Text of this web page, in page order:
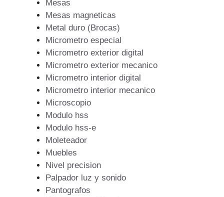
Mesas
Mesas magneticas
Metal duro (Brocas)
Micrometro especial
Micrometro exterior digital
Micrometro exterior mecanico
Micrometro interior digital
Micrometro interior mecanico
Microscopio
Modulo hss
Modulo hss-e
Moleteador
Muebles
Nivel precision
Palpador luz y sonido
Pantografos